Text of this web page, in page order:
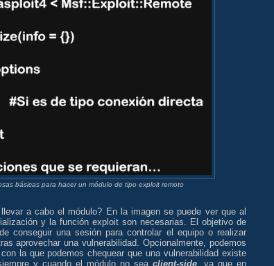
básicas para hacer un módulo de tipo exploit remoto
a cabo el módulo? En la imagen se puede ver que al
y la función exploit son necesarias. El objetivo de
conseguir una sesión para controlar el equipo o realizar
aprovechar una vulnerabilidad. Opcionalmente, podemos
la que podemos chequear que una vulnerabilidad existe
y cuando el módulo no sea client-side , ya que en